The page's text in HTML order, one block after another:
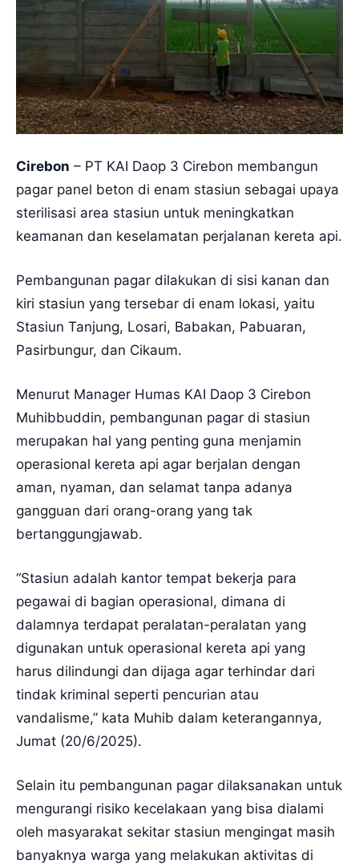
Cirebon – PT KAI Daop 3 Cirebon membangun
pagar panel beton di enam stasiun sebagai upaya
sterilisasi area stasiun untuk meningkatkan
keamanan dan keselamatan perjalanan kereta api.
Pembangunan pagar dilakukan di sisi kanan dan
kiri stasiun yang tersebar di enam lokasi, yaitu
Stasiun Tanjung, Losari, Babakan, Pabuaran,
Pasirbungur, dan Cikaum.
Menurut Manager Humas KAI Daop 3 Cirebon
Muhibbuddin, pembangunan pagar di stasiun
merupakan hal yang penting guna menjamin
operasional kereta api agar berjalan dengan
aman, nyaman, dan selamat tanpa adanya
gangguan dari orang-orang yang tak
bertanggungjawab.
“Stasiun adalah kantor tempat bekerja para
pegawai di bagian operasional, dimana di
dalamnya terdapat peralatan-peralatan yang
digunakan untuk operasional kereta api yang
harus dilindungi dan dijaga agar terhindar dari
tindak kriminal seperti pencurian atau
vandalisme,” kata Muhib dalam keterangannya,
Jumat (20/6/2025).
Selain itu pembangunan pagar dilaksanakan untuk
mengurangi risiko kecelakaan yang bisa dialami
oleh masyarakat sekitar stasiun mengingat masih
banyaknya warga yang melakukan aktivitas di